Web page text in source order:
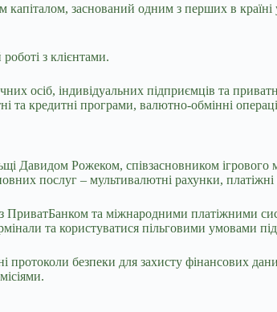
заснований одним з перших в країні
з клієнтами.
осіб, індивідуальних підприємців та
та кредитні програми, валютно-обмінні
Давидом Рожеком, співзасновником
послуг – мультивалютні рахунки,
та міжнародними платіжними
та користуватися пільговими умовами під
протоколи безпеки для захисту фінансових